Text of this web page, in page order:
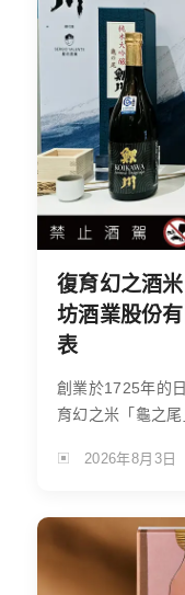
復育幻之酒
坊酒業股份
表
創業於1725年的
育幻之米「龜之
2026年8月3日